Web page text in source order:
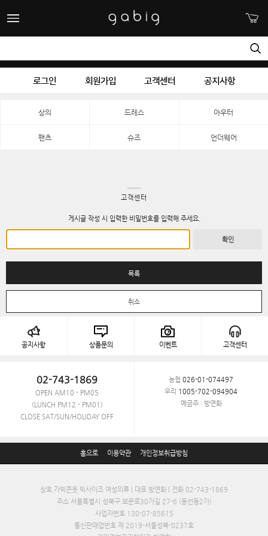
로그인 회원가입 고객센터 공지사항
상의 드레스 아우터
팬츠 슈즈 언더웨어
고객센터
게시글 작성 시 입력한 비밀번호를 입력해 주세요.
확인
목록
취소
공지사항 상품문의 이벤트 고객센터
02-743-1869
OPEN AM10 - PM05
(LUNCH PM12 - PM01)
CLOSE SAT/SUN/HOLIDAY OFF
농협 026-01-074497
우리 1005-702-094904
예금주 : 방연화
홈으로 이용약관 개인정보취급방침
상호 가빅큰옷 빅사이즈 여성의류 | 대표 방연화 | 전화 02-743-1869
주소 서울특별시 성북구 보문로30가길 27-6 (동선동2가)
사업자번호 130-07-85615
통신판매업번호 제 2019-서울성북-0237호